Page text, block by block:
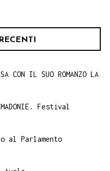
IL SUO ROMANZO LA
MADONIE. Festival
al Parlamento